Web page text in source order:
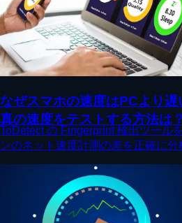
なぜスマホの速度はPCより
真の速度をテストする方法は？
ToDetect の Fingerprint 検出ツール
ンのネット速度計測の差を正確に